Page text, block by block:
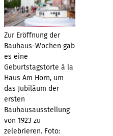
Zur Eröffnung der
Bauhaus-Wochen gab
es eine
Geburtstagstorte à la
Haus Am Horn, um
das Jubiläum der
ersten
Bauhausausstellung
von 1923 zu
zelebrieren. Foto: